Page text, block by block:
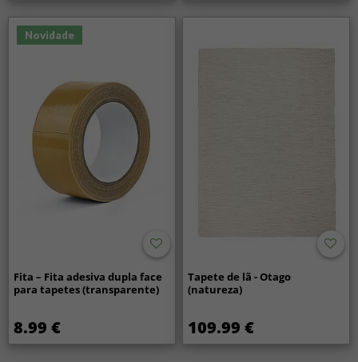
Novidade
Fita – Fita adesiva dupla face
para tapetes (transparente)
8.99 €
Tapete de lã - Otago
(natureza)
109.99 €